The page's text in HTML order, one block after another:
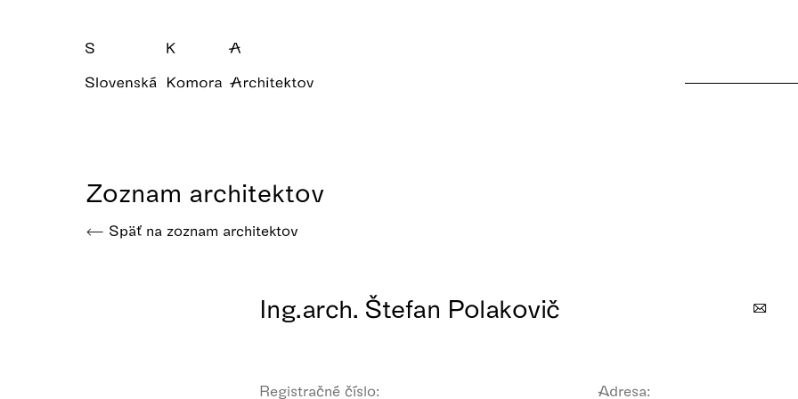
Zoznam architektov
Späť na zoznam architektov
Ing.arch. Štefan Polakovič
Registračné číslo:
Adresa: